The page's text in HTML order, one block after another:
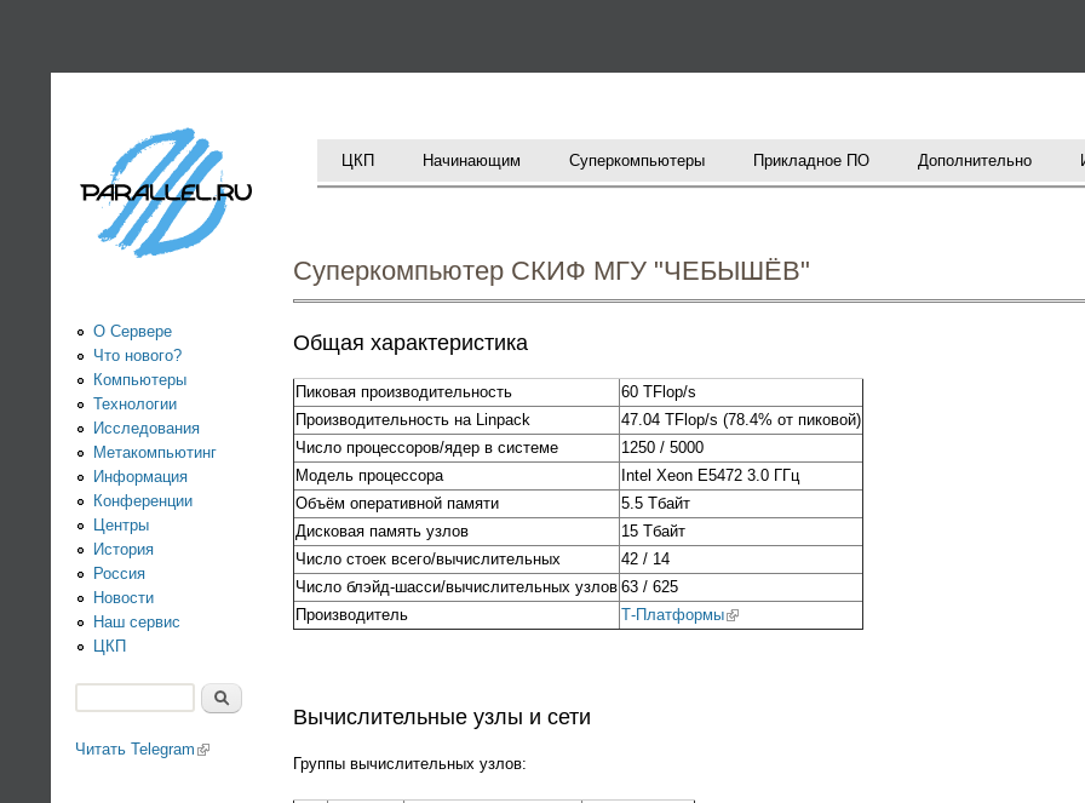
Информационно-
аналитический
центр по
параллельным
вычислениям
ЦКП Начинающим Суперкомпьютеры Прикладное ПО Дополнительно
Суперкомпьютер СКИФ МГУ "ЧЕБЫШЁВ"
Общая характеристика
Пиковая производительность
60 TFlop/s
Производительность на Linpack
47.04 TFlop/s (78.4% от пиковой)
Число процессоров/ядер в системе
1250 / 5000
Модель процессора
Intel Xeon E5472 3.0 ГГц
Объём оперативной памяти
5.5 Тбайт
Дисковая память узлов
15 Тбайт
Число стоек всего/вычислительных
42 / 14
Число блэйд-шасси/вычислительных узлов 63 / 625
Производитель
Т-Платформы(link is external)
Вычислительные узлы и сети
Группы вычислительных узлов:
О Сервере
Что нового?
Компьютеры
Технологии
Исследования
Метакомпьютинг
Информация
Конференции
Центры
История
Россия
Новости
Наш сервис
ЦКП
Читать Telegram (link is external)